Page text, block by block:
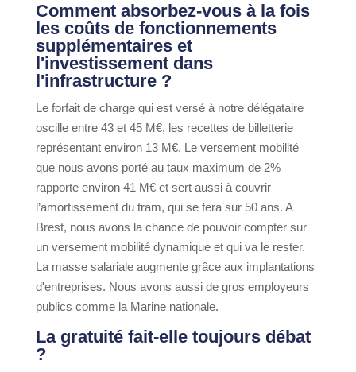
Comment absorbez-vous à la fois
les coûts de fonctionnements
supplémentaires et
l'investissement dans
l'infrastructure ?
Le forfait de charge qui est versé à notre délégataire
oscille entre 43 et 45 M€, les recettes de billetterie
représentant environ 13 M€. Le versement mobilité
que nous avons porté au taux maximum de 2%
rapporte environ 41 M€ et sert aussi à couvrir
l’amortissement du tram, qui se fera sur 50 ans. A
Brest, nous avons la chance de pouvoir compter sur
un versement mobilité dynamique et qui va le rester.
La masse salariale augmente grâce aux implantations
d'entreprises. Nous avons aussi de gros employeurs
publics comme la Marine nationale.
La gratuité fait-elle toujours débat
?